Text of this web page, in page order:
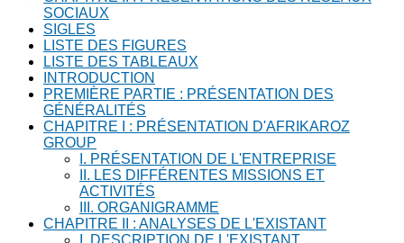
SOCIAUX
SIGLES
LISTE DES FIGURES
LISTE DES TABLEAUX
INTRODUCTION
PREMIÈRE PARTIE : PRÉSENTATION DES
GÉNÉRALITÉS
CHAPITRE I : PRÉSENTATION D'AFRIKAROZ
GROUP
I. PRÉSENTATION DE L'ENTREPRISE
II. LES DIFFÉRENTES MISSIONS ET
ACTIVITÉS
III. ORGANIGRAMME
CHAPITRE II : ANALYSES DE L'EXISTANT
I. DESCRIPTION DE L'EXISTANT